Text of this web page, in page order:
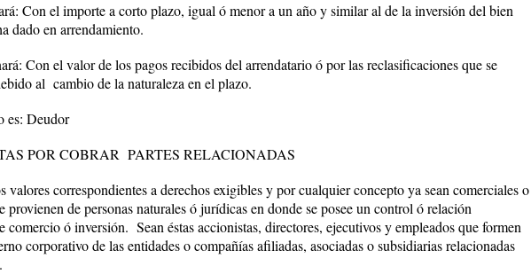
Con el importe a corto plazo, igual ó menor a un año y similar al de la inversión del bien
dado en arrendamiento.
Con el valor de los pagos recibidos del arrendatario ó por las reclasificaciones que se
al cambio de la naturaleza en el plazo.
es: Deudor
POR COBRAR PARTES RELACIONADAS
valores correspondientes a derechos exigibles y por cualquier concepto ya sean comerciales o
provienen de personas naturales ó jurídicas en donde se posee un control ó relación
comercio ó inversión. Sean éstas accionistas, directores, ejecutivos y empleados que formen
corporativo de las entidades o compañías afiliadas, asociadas o subsidiarias relacionadas